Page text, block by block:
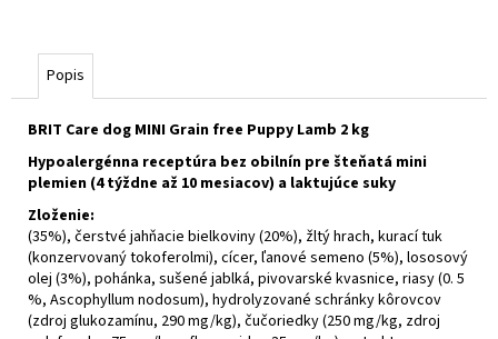
Popis
BRIT Care dog MINI Grain free Puppy Lamb 2 kg
Hypoalergénna receptúra bez obilnín pre šteňatá mini
plemien (4 týždne až 10 mesiacov) a laktujúce suky
Zloženie:
(35%), čerstvé jahňacie bielkoviny (20%), žltý hrach, kurací tuk
(konzervovaný tokoferolmi), cícer, ľanové semeno (5%), lososový
olej (3%), pohánka, sušené jablká, pivovarské kvasnice, riasy (0. 5
%, Ascophyllum nodosum), hydrolyzované schránky kôrovcov
(zdroj glukozamínu, 290 mg/kg), čučoriedky (250 mg/kg, zdroj